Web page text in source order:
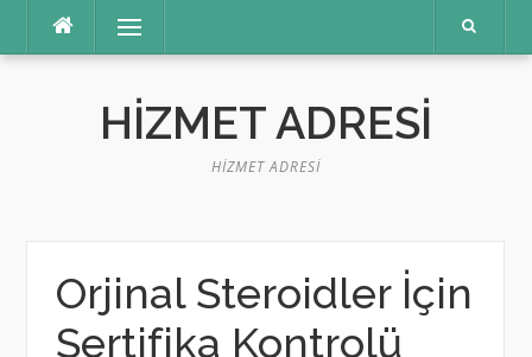
Menü
HIZMET ADRESI
HIZMET ADRESI
Orjinal Steroidler İçin
Sertifika Kontrolü